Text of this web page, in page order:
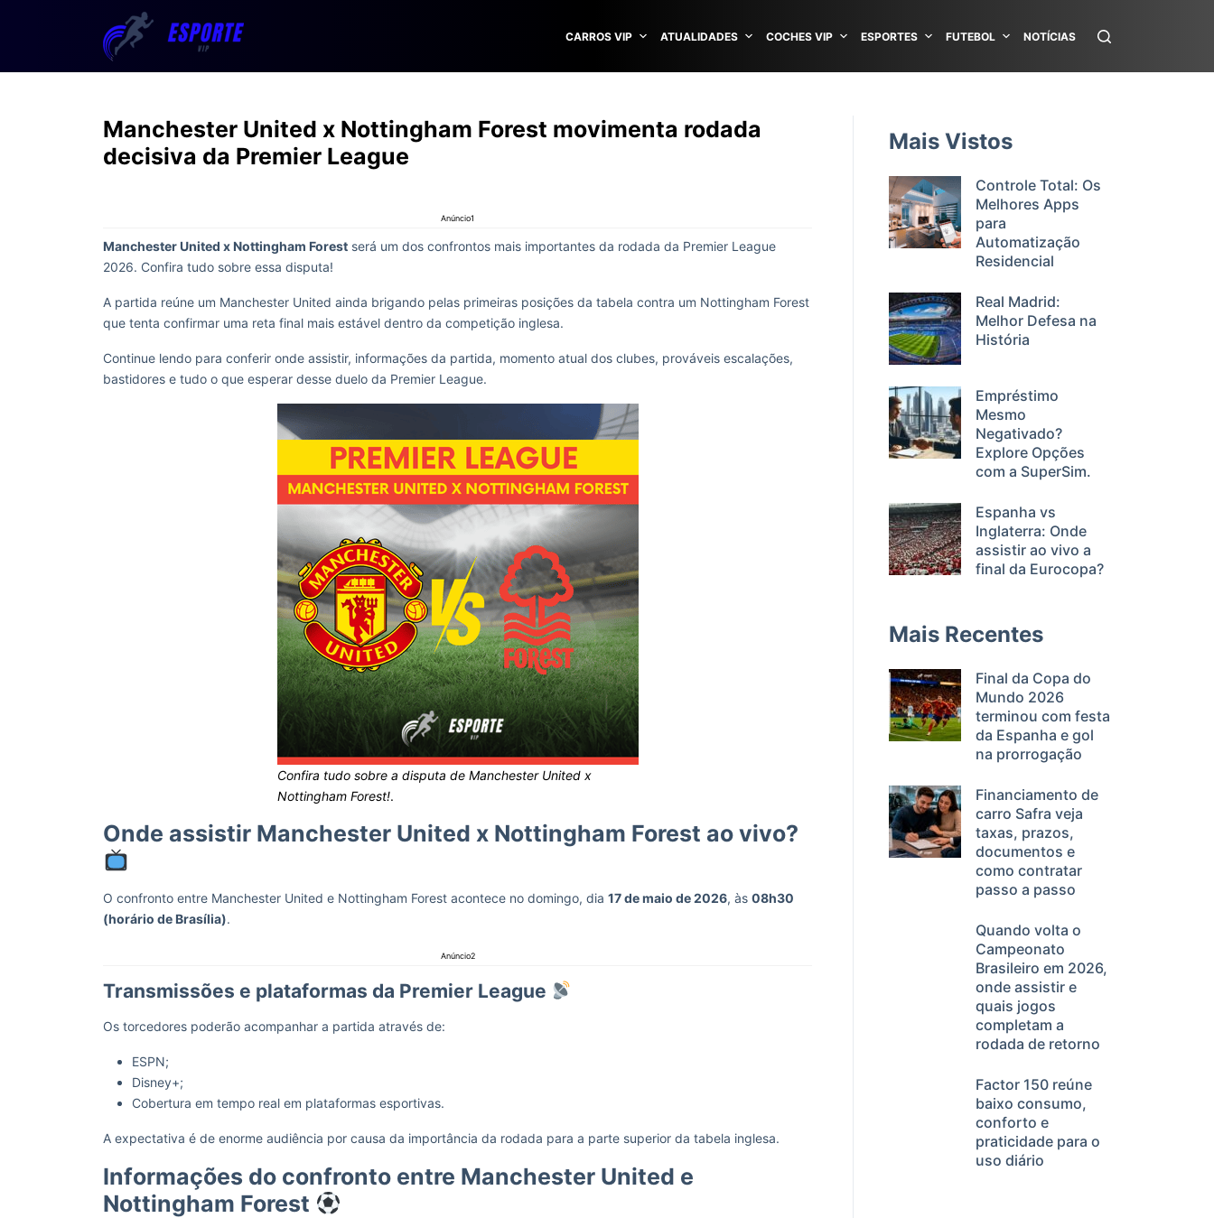
CARROS VIP ATUALIDADES COCHES VIP ESPORTES FUTEBOL NOTÍCIAS
Manchester United x Nottingham Forest movimenta rodada
decisiva da Premier League
Anúncio1
Manchester United x Nottingham Forest será um dos confrontos mais importantes da rodada da Premier League
2026. Confira tudo sobre essa disputa!
A partida reúne um Manchester United ainda brigando pelas primeiras posições da tabela contra um Nottingham Forest
que tenta confirmar uma reta final mais estável dentro da competição inglesa.
Continue lendo para conferir onde assistir, informações da partida, momento atual dos clubes, prováveis escalações,
bastidores e tudo o que esperar desse duelo da Premier League.
Confira tudo sobre a disputa de Manchester United x
Nottingham Forest!.
Onde assistir Manchester United x Nottingham Forest ao vivo?
O confronto entre Manchester United e Nottingham Forest acontece no domingo, dia 17 de maio de 2026, às 08h30
(horário de Brasília).
Anúncio2
Transmissões e plataformas da Premier League
Os torcedores poderão acompanhar a partida através de:
ESPN;
Disney+;
Cobertura em tempo real em plataformas esportivas.
A expectativa é de enorme audiência por causa da importância da rodada para a parte superior da tabela inglesa.
Informações do confronto entre Manchester United e
Nottingham Forest
Mais Vistos
Controle Total: Os
Melhores Apps
para
Automatização
Residencial
Real Madrid:
Melhor Defesa na
História
Empréstimo
Mesmo
Negativado?
Explore Opções
com a SuperSim.
Espanha vs
Inglaterra: Onde
assistir ao vivo a
final da Eurocopa?
Mais Recentes
Final da Copa do
Mundo 2026
terminou com festa
da Espanha e gol
na prorrogação
Financiamento de
carro Safra veja
taxas, prazos,
documentos e
como contratar
passo a passo
Quando volta o
Campeonato
Brasileiro em 2026,
onde assistir e
quais jogos
completam a
rodada de retorno
Factor 150 reúne
baixo consumo,
conforto e
praticidade para o
uso diário